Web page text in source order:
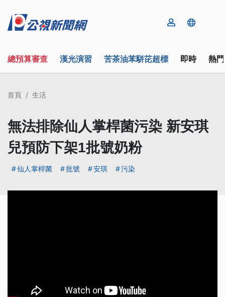
總預算審查 漢光演習 苦茶油苯駢芘超標 即時 熱
首頁 生活
無法排除仙人掌桿菌污染 新安琪
兒預防下架1批號奶粉
仙人掌桿菌 批號 安琪 污染